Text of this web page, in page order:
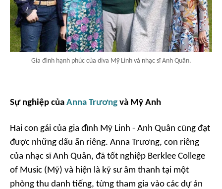
Gia đình hạnh phúc của diva Mỹ Linh và nhạc sĩ Anh Quân.
Sự nghiệp của Anna Trương và Mỹ Anh
Hai con gái của gia đình Mỹ Linh - Anh Quân cũng đạt
được những dấu ấn riêng. Anna Trương, con riêng
của nhạc sĩ Anh Quân, đã tốt nghiệp Berklee College
of Music (Mỹ) và hiện là kỹ sư âm thanh tại một
phòng thu danh tiếng, từng tham gia vào các dự án